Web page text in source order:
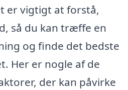
er vigtigt at forstå,
så du kan træffe en
og finde det bedste
Her er nogle af de
der kan påvirke